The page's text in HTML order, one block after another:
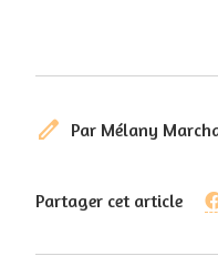
edit Par Mélany
Partager cet article